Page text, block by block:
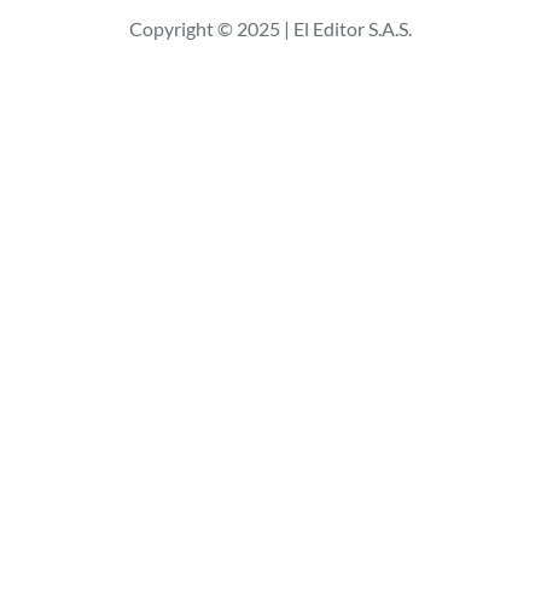
a
Copyright © 2025 | El Editor S.A.S.